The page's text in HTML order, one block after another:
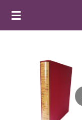
Passer